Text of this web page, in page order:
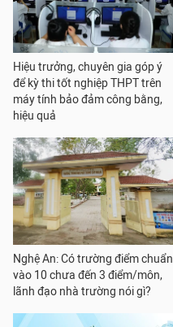
Hiệu trưởng, chuyên gia góp ý
để kỳ thi tốt nghiệp THPT trên
máy tính bảo đảm công bằng,
hiệu quả
Nghệ An: Có trường điểm chuẩn
vào 10 chưa đến 3 điểm/môn,
lãnh đạo nhà trường nói gì?